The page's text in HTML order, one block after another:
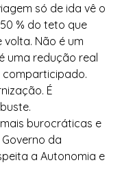
só de ida vê o
% do teto que
Não é um
uma redução real
comparticipado.
É
burocráticas e
da
a Autonomia e